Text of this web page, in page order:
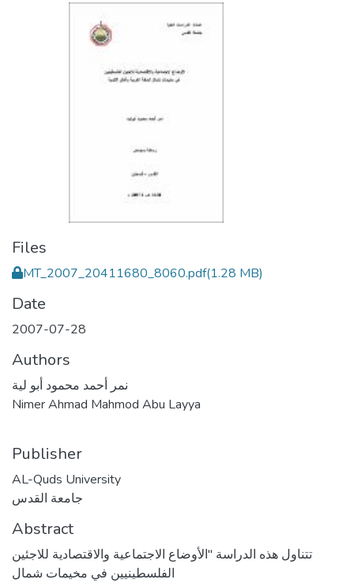
Files
MT_2007_20411680_8060.pdf(1.28 MB)
Date
2007-07-28
Authors
نمر أحمد محمود أبو لية
Nimer Ahmad Mahmod Abu Layya
Publisher
AL-Quds University
جامعة القدس
Abstract
تتناول هذه الدراسة "الأوضاع الاجتماعية والاقتصادية للاجئين
الفلسطينيين في مخيمات شمال